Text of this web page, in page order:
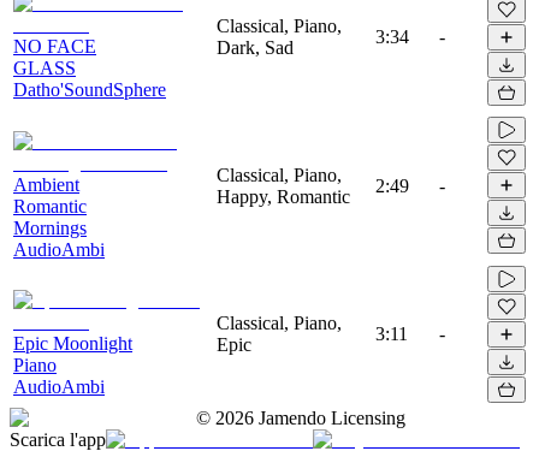
NO FACE
GLASS
Datho'SoundSphere
Classical, Piano,
Dark, Sad
3:34 -
Ambient
Romantic
Mornings
AudioAmbi
Classical, Piano,
Happy, Romantic
2:49 -
Epic Moonlight
Piano
AudioAmbi
Classical, Piano,
Epic
3:11 -
© 2026 Jamendo Licensing
Scarica l'app